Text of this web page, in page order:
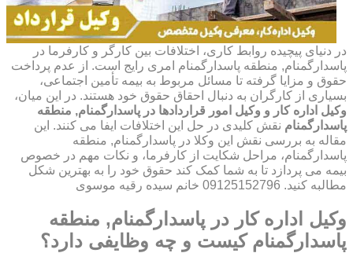
در دنیای پیچیده روابط کاری، اختلافات بین کارگر و کارفرما در
پاسدارگمنام, منطقه پاسدارگمنام امری رایج است. از عدم پرداخت
حقوق و مزایا گرفته تا مسائل مربوط به بیمه تأمین اجتماعی،
بسیاری از کارگران به دنبال احقاق حقوق خود هستند. در این میان،
وکیل اداره کار و وکیل امور قراردادها در پاسدارگمنام, منطقه
پاسدارگمنام نقش کلیدی در حل این اختلافات ایفا می کنند. این
مقاله به بررسی نقش این وکلا در پاسدارگمنام, منطقه
پاسدارگمنام، مراحل شکایت از کارفرما، و نکات مهم در خصوص
بیمه می پردازد تا به شما کمک کند حقوق خود را به بهترین شکل
مطالبه کنید. 09125152796 خانم سیده رقیه موسوی
وکیل اداره کار در پاسدارگمنام, منطقه
پاسدارگمنام کیست و چه وظایفی دارد؟